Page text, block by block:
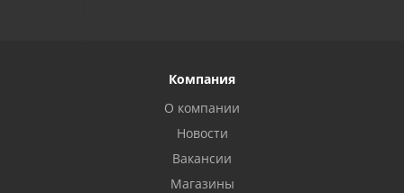
Компания
О компании
Новости
Вакансии
Магазины